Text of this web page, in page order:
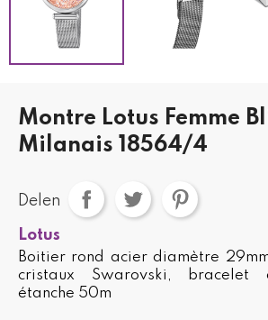
Montre Lotus Femme
Milanais 18564/4
Delen
Lotus
Boitier rond acier diamètre
cristaux Swarovski, bracelet
étanche 50m